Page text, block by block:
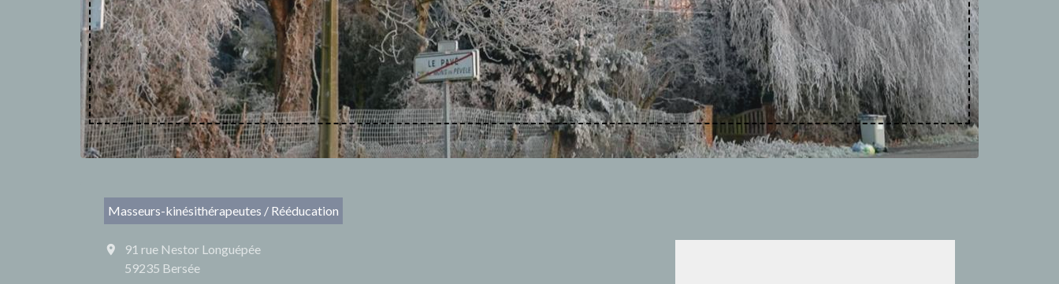
Masseurs-kinésithérapeutes / Rééducation
location_on
91 rue Nestor Longuépée
59235 Bersée